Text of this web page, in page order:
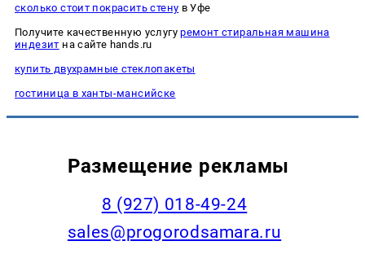
сколько стоит покрасить стену в Уфе
Получите качественную услугуремонт стиральная машина
индезит на сайте hands.ru
купить двухрамные стеклопакеты
гостиница в ханты-мансийске
Размещение рекламы
8 (927) 018-49-24
sales@progorodsamara.ru